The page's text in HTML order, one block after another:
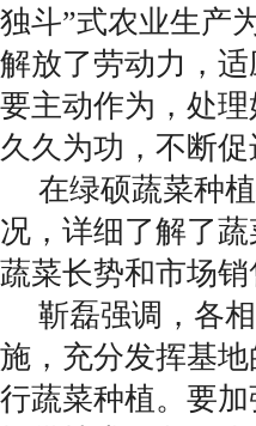
独斗”式农业生产
解放了劳动力，
要主动作为，处
久久为功，不断
在绿硕蔬菜种
况，详细了解了
蔬菜长势和市场销
靳磊强调，各
施，充分发挥基
行蔬菜种植。要